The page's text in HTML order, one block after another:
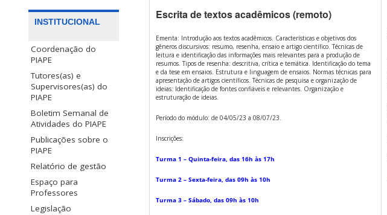
INSTITUCIONAL
Coordenação do
PIAPE
Tutores(as) e
Supervisores(as) do
PIAPE
Boletim Semanal de
Atividades do PIAPE
Publicações sobre o
PIAPE
Relatório de gestão
Espaço para
Professores
Legislação
Escrita de textos acadêmicos (remoto)
Ementa: Introdução aos textos acadêmicos. Características e objetivos dos
gêneros discursivos: resumo, resenha, ensaio e artigo científico. Técnicas de
leitura e identificação das informações mais relevantes para a produção de
resumos. Tipos de resenha: descritiva, crítica e temática. Identificação do tema
e da tese em ensaios. Estrutura e linguagem de ensaios. Normas técnicas para
apresentação de artigos científicos. Técnicas de pesquisa e organização de
ideias: Identificação de fontes confiáveis e relevantes. Organização e
estruturação de ideias.
Período do módulo: de 04/05/23 a 08/07/23.
Inscrições:
Turma 1 – Quinta-feira, das 16h às 17h
Turma 2 – Sexta-feira, das 09h às 10h
Turma 3 – Sábado, das 09h às 10h